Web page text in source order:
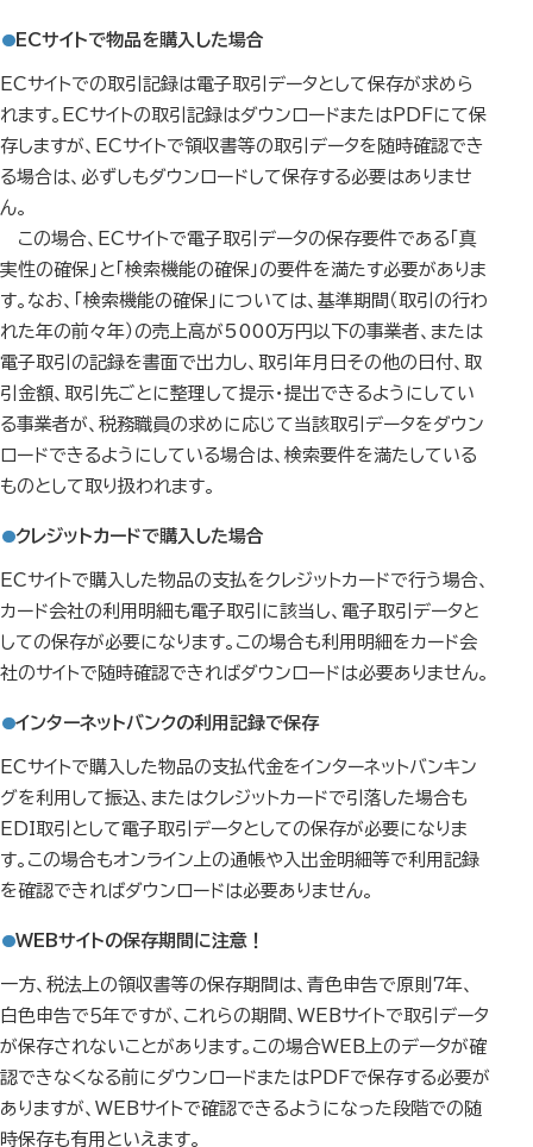
ECサイトで物品を購入した場合
ECサイトでの取引記録は電子取引データとして保存が求めら
れます。ECサイトの取引記録はダウンロードまたはPDFにて保
存しますが、ECサイトで領収書等の取引データを随時確認でき
る場合は、必ずしもダウンロードして保存する必要はありませ
ん。
この場合、ECサイトで電子取引データの保存要件である「真
実性の確保」と「検索機能の確保」の要件を満たす必要がありま
す。なお、「検索機能の確保」については、基準期間（取引の行わ
れた年の前々年）の売上高が5000万円以下の事業者、または
電子取引の記録を書面で出力し、取引年月日その他の日付、取
引金額、取引先ごとに整理して提示・提出できるようにしてい
る事業者が、税務職員の求めに応じて当該取引データをダウン
ロードできるようにしている場合は、検索要件を満たしている
ものとして取り扱われます。
クレジットカードで購入した場合
ECサイトで購入した物品の支払をクレジットカードで行う場合、
カード会社の利用明細も電子取引に該当し、電子取引データと
しての保存が必要になります。この場合も利用明細をカード会
社のサイトで随時確認できればダウンロードは必要ありません。
インターネットバンクの利用記録で保存
ECサイトで購入した物品の支払代金をインターネットバンキン
グを利用して振込、またはクレジットカードで引落した場合も
EDI取引として電子取引データとしての保存が必要になりま
す。この場合もオンライン上の通帳や入出金明細等で利用記録
を確認できればダウンロードは必要ありません。
WEBサイトの保存期間に注意！
一方、税法上の領収書等の保存期間は、青色申告で原則７年、
白色申告で５年ですが、これらの期間、WEBサイトで取引データ
が保存されないことがあります。この場合WEB上のデータが確
認できなくなる前にダウンロードまたはPDFで保存する必要が
ありますが、WEBサイトで確認できるようになった段階での随
時保存も有用といえます。